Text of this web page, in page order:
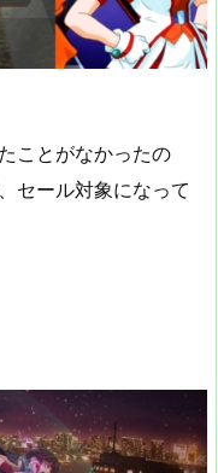
ことがなかったの
セール対象になって